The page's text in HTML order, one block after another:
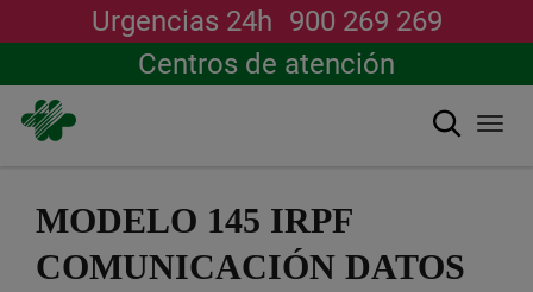
contenido
Urgencias 24h 900 269 269
Centros de atención
Buscar
MODELO 145 IRPF
COMUNICACIÓN DATOS